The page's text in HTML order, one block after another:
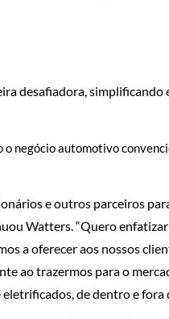
desafiadora, simplificando
negócio automotivo
e outros parceiros
Watters. “Quero
a oferecer aos nossos
ao trazermos para o
de dentro e fora